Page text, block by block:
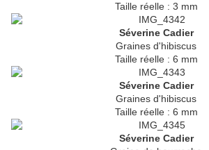
Taille réelle : 3 mm
Séverine Cadier
Graines d'hibiscus
Taille réelle : 6 mm
Séverine Cadier
Graines d'hibiscus
Taille réelle : 6 mm
Séverine Cadier